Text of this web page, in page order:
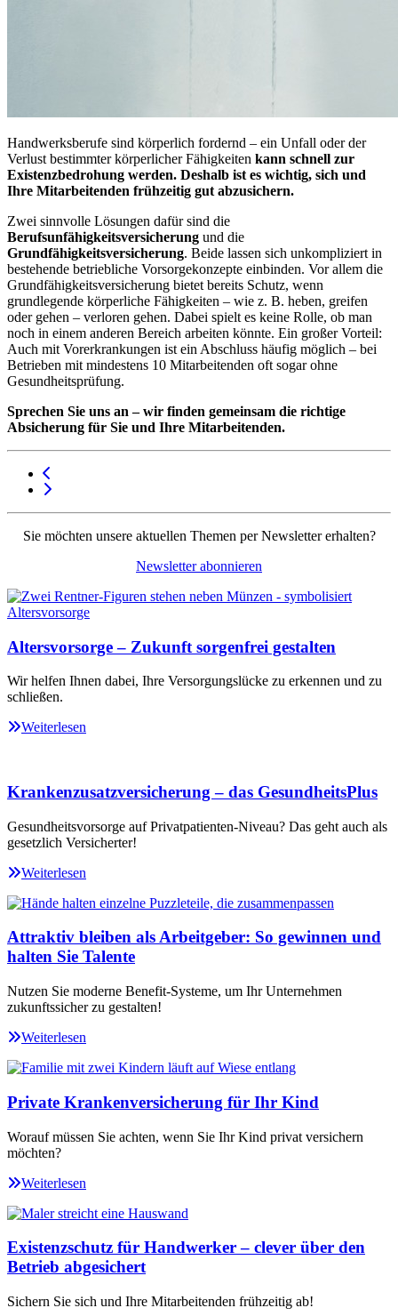
Handwerksberufe sind körperlich fordernd – ein Unfall oder der
Verlust bestimmter körperlicher Fähigkeiten kann schnell zur
Existenzbedrohung werden. Deshalb ist es wichtig, sich und
Ihre Mitarbeitenden frühzeitig gut abzusichern.
Zwei sinnvolle Lösungen dafür sind die
Berufsunfähigkeitsversicherung und die
Grundfähigkeitsversicherung. Beide lassen sich unkompliziert in
bestehende betriebliche Vorsorgekonzepte einbinden. Vor allem die
Grundfähigkeitsversicherung bietet bereits Schutz, wenn
grundlegende körperliche Fähigkeiten – wie z. B. heben, greifen
oder gehen – verloren gehen. Dabei spielt es keine Rolle, ob man
noch in einem anderen Bereich arbeiten könnte. Ein großer Vorteil:
Auch mit Vorerkrankungen ist ein Abschluss häufig möglich – bei
Betrieben mit mindestens 10 Mitarbeitenden oft sogar ohne
Gesundheitsprüfung.
Sprechen Sie uns an – wir finden gemeinsam die richtige
Absicherung für Sie und Ihre Mitarbeitenden.
Sie möchten unsere aktuellen Themen per Newsletter erhalten?
Newsletter abonnieren
Altersvorsorge – Zukunft sorgenfrei gestalten
Wir helfen Ihnen dabei, Ihre Versorgungslücke zu erkennen und zu
schließen.
Weiterlesen
Krankenzusatzversicherung – das GesundheitsPlus
Gesundheitsvorsorge auf Privatpatienten-Niveau? Das geht auch als
gesetzlich Versicherter!
Weiterlesen
Attraktiv bleiben als Arbeitgeber: So gewinnen und
halten Sie Talente
Nutzen Sie moderne Benefit-Systeme, um Ihr Unternehmen
zukunftssicher zu gestalten!
Weiterlesen
Private Krankenversicherung für Ihr Kind
Worauf müssen Sie achten, wenn Sie Ihr Kind privat versichern
möchten?
Weiterlesen
Existenzschutz für Handwerker – clever über den
Betrieb abgesichert
Sichern Sie sich und Ihre Mitarbeitenden frühzeitig ab!